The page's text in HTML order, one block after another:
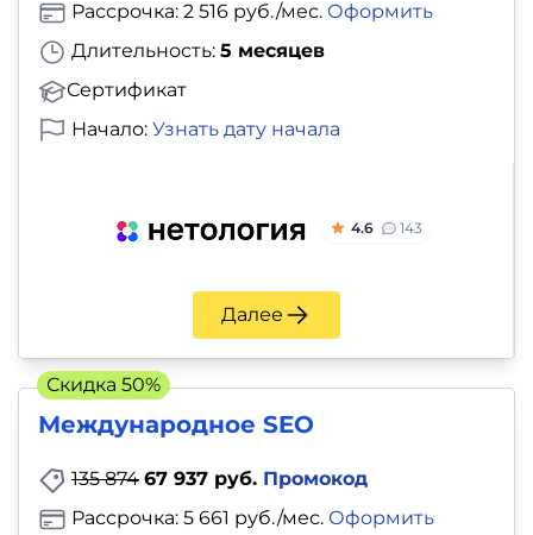
Длительность: 5 месяцев
Сертификат
Рассрочка: 2 516 руб./мес. Оформить
Начало: Узнать дату начала
4.6 143
Далее
Международное SEO
135 874 67 937 руб. Промокод
Рассрочка: 5 661 руб./мес. Оформить
Скидка 50%